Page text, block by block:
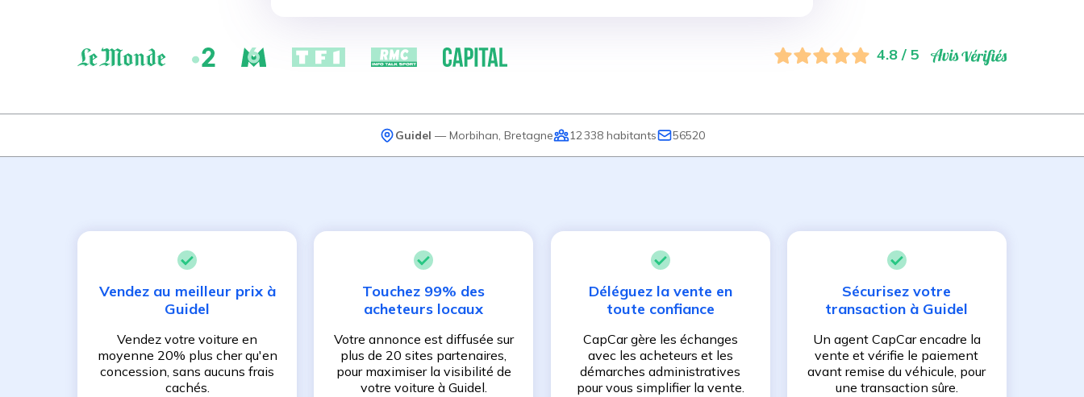
4.8 / 5
Guidel — Morbihan Bretagne 12 338 habitants 56520
Vendez au meilleur prix à
Guidel
Vendez votre voiture en
moyenne 20% plus cher qu'en
concession, sans aucuns frais
cachés.
Touchez 99% des
acheteurs locaux
Votre annonce est diffusée sur
plus de 20 sites partenaires,
pour maximiser la visibilité de
votre voiture à Guidel.
Déléguez la vente en
toute confiance
CapCar gère les échanges
avec les acheteurs et les
démarches administratives
pour vous simplifier la vente.
Sécurisez votre
transaction à Guidel
Un agent CapCar encadre la
vente et vérifie le paiement
avant remise du véhicule, pour
une transaction sûre.